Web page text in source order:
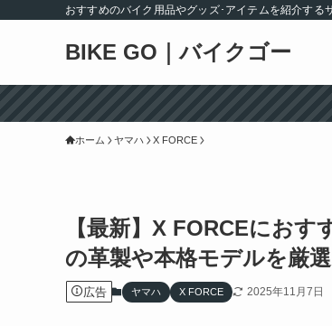
おすすめのバイク用品やグッズ･アイテムを紹介する
BIKE GO｜バイクゴー
ホーム ヤマハ X FORCE
【最新】X FORCEにお
の革製や本格モデルを厳選
広告 ヤマハ X FORCE 2025年11月7日